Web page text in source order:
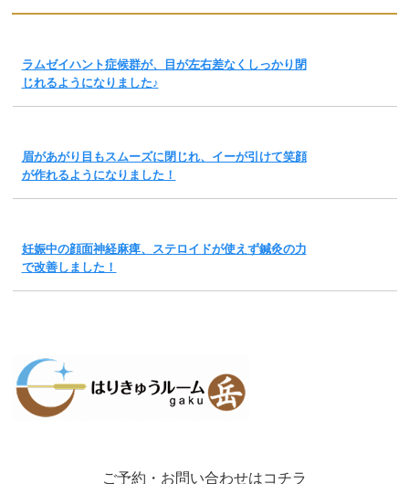
ラムゼイハント症候群が、目が左右差なくしっかり閉
じれるようになりました♪
眉があがり目もスムーズに閉じれ、イーが引けて笑顔
が作れるようになりました！
妊娠中の顔面神経麻痺、ステロイドが使えず鍼灸の力
で改善しました！
ご予約・お問い合わせはコチラ